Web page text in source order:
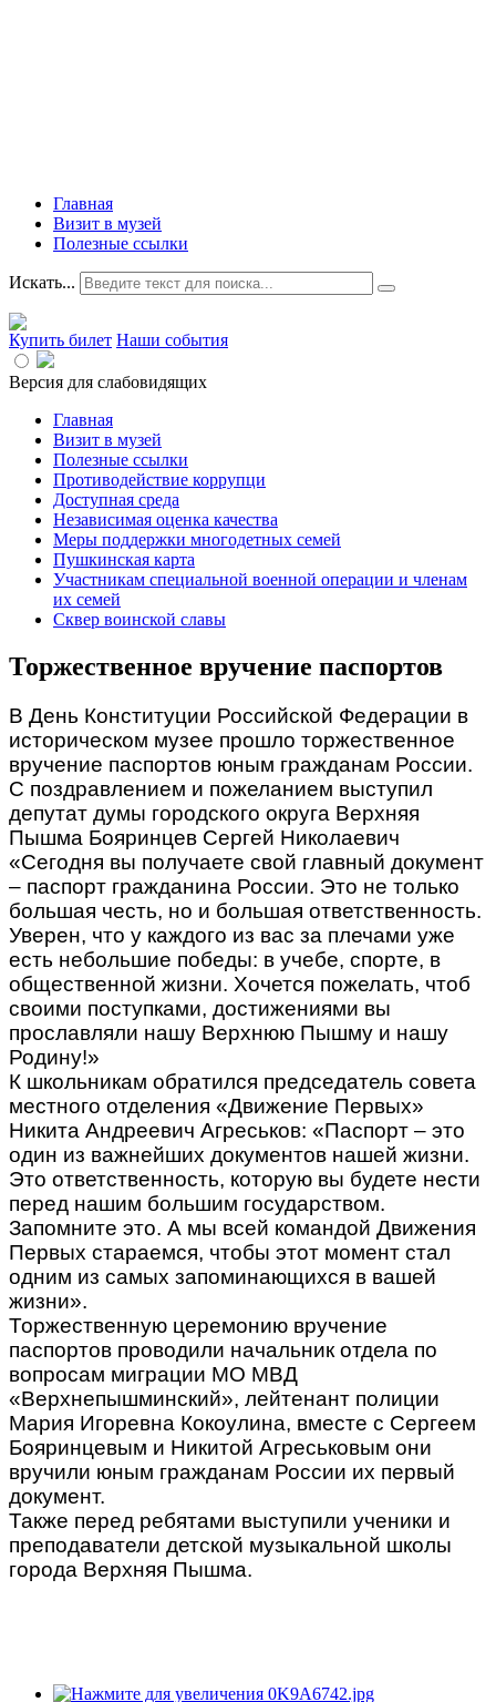
Главная
Визит в музей
Полезные ссылки
Искать...
Купить билет Наши события
Версия для слабовидящих
Главная
Визит в музей
Полезные ссылки
Противодействие коррупци
Доступная среда
Независимая оценка качества
Меры поддержки многодетных семей
Пушкинская карта
Участникам специальной военной операции и членам
их семей
Сквер воинской славы
Торжественное вручение паспортов
В День Конституции Российской Федерации в
историческом музее прошло торжественное
вручение паспортов юным гражданам России.
С поздравлением и пожеланием выступил
депутат думы городского округа Верхняя
Пышма Бояринцев Сергей Николаевич
«Сегодня вы получаете свой главный документ
– паспорт гражданина России. Это не только
большая честь, но и большая ответственность.
Уверен, что у каждого из вас за плечами уже
есть небольшие победы: в учебе, спорте, в
общественной жизни. Хочется пожелать, чтоб
своими поступками, достижениями вы
прославляли нашу Верхнюю Пышму и нашу
Родину!»
К школьникам обратился председатель совета
местного отделения «Движение Первых»
Никита Андреевич Агреськов: «Паспорт – это
один из важнейших документов нашей жизни.
Это ответственность, которую вы будете нести
перед нашим большим государством.
Запомните это. А мы всей командой Движения
Первых стараемся, чтобы этот момент стал
одним из самых запоминающихся в вашей
жизни».
Торжественную церемонию вручение
паспортов проводили начальник отдела по
вопросам миграции МО МВД
«Верхнепышминский», лейтенант полиции
Мария Игоревна Кокоулина, вместе с Сергеем
Бояринцевым и Никитой Агреськовым они
вручили юным гражданам России их первый
документ.
Также перед ребятами выступили ученики и
преподаватели детской музыкальной школы
города Верхняя Пышма.